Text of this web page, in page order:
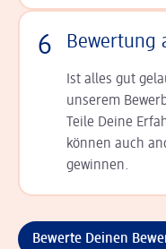
6 Bewertung
Ist alles gut
unserem
Teile Deine
können auch
gewinnen.
Bewerte Deinen